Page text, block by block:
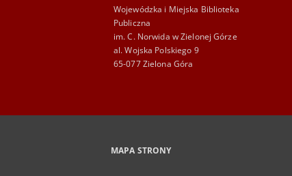
Wojewódzka i Miejska Biblioteka
Publiczna
im. C. Norwida w Zielonej Górze
al. Wojska Polskiego 9
65-077 Zielona Góra
MAPA STRONY